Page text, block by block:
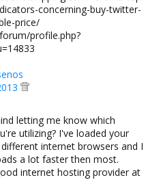
concerning-buy-twitter-
price/
profile.php?
letting me know which
utilizing? I've loaded your
internet browsers and I
a lot faster then most.
internet hosting provider at